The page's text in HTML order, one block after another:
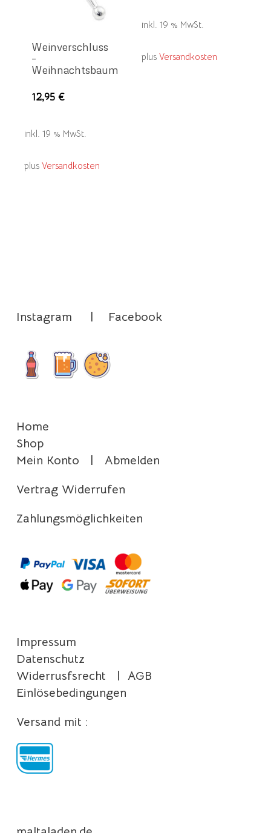
Weinverschluss
–
Weihnachtsbaum
12,95€
inkl. 19 % MwSt.
plus Versandkosten
inkl. 19 % MwSt.
plusVersandkosten
Instagram Facebook
Home
Shop
Mein Konto
Abmelden
Vertrag Widerrufen
Zahlungsmöglichkeiten
Impressum
Datenschutz
Widerrusfsrecht
AGB
Einlösebedingungen
Versand mit :